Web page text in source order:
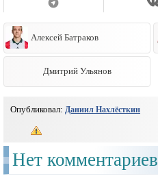
Алексей Батраков
Дмитрий Ульянов
Опубликовал: Даниил Нахлёсткин
Нет комментариев